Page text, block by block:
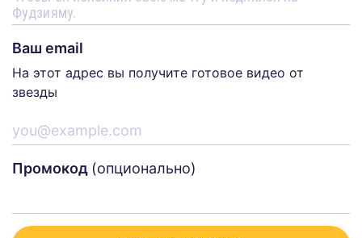
Ваш email
На этот адрес вы получите готовое видео от
звезды
Промокод (опционально)